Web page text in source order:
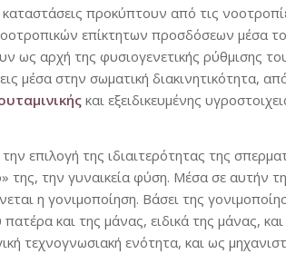
καταστάσεις προκύπτουν από τις
επίκτητων προσδόσεων μέσα
ως αρχή της φυσιογενετικής ρύθμισης
μέσα στην σωματική διακινητικότητα,
και εξειδικευμένης
επιλογή της ιδιαιτερότητας της
της, την γυναικεία φύση. Μέσα σε αυτήν
η γονιμοποίηση. Βάσει της
και της μάνας, ειδικά της μάνας,
τεχνογνωσιακή ενότητα, και ως